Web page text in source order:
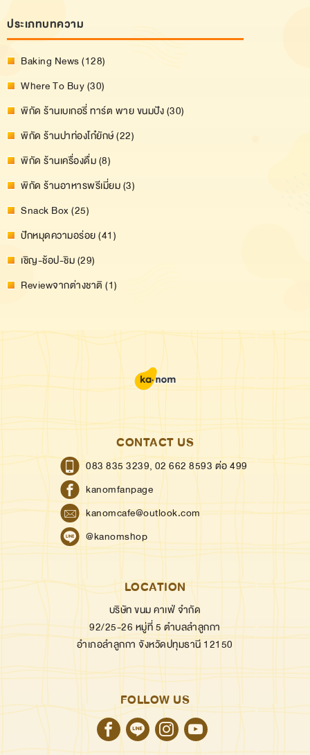
ประเภทบทความ
Baking News (128)
Where To Buy (30)
พิกัด ร้านเบเกอรี่ ทาร์ต พาย ขนมปัง (30)
พิกัด ร้านปาท่องโก๋ยักษ์ (22)
พิกัด ร้านเครื่องดื่ม (8)
พิกัด ร้านอาหารพรีเมี่ยม (3)
Snack Box (25)
ปักหมุดความอร่อย (41)
เชิญ-ช้อป-ชิม (29)
Reviewจากต่างชาติ (1)
CONTACT US
083 835 3239, 02 662 8593 ต่อ 499
kanomfanpage
kanomcafe@outlook.com
@kanomshop
LOCATION
บริษัท ขนม คาเฟ่ จำกัด
92/25-26 หมู่ที่ 5 ตำบลลำลูกกา
อำเภอลำลูกกา จังหวัดปทุมธานี 12150
FOLLOW US